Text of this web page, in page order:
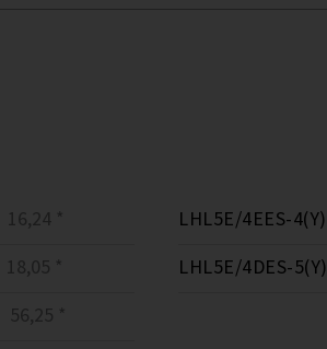
16,24 *
18,05 *
LHL5E/4EES-4(Y)
LHL5E/4DES-5(Y)
56,25 *